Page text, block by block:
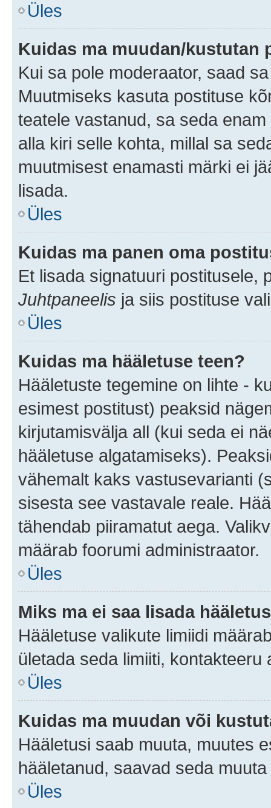
Üles
Kuidas ma muudan/kustutan
Kui sa pole moderaator, saad
Muutmiseks kasuta postituse
teatele vastanud, sa seda
alla kiri selle kohta, millal sa
muutmisest enamasti märki ei
lisada.
Üles
Kuidas ma panen oma
Et lisada signatuuri postitusele,
Juhtpaneelis ja siis postituse
Üles
Kuidas ma hääletuse teen?
Hääletuste tegemine on lihte -
esimest postitust) peaksid
kirjutamisvälja all (kui seda ei
hääletuse algatamiseks).
vähemalt kaks vastusevarianti
sisesta see vastavale reale.
tähendab piiramatut aega.
määrab foorumi administraator.
Üles
Miks ma ei saa lisada
Hääletuse valikute limiidi
ületada seda limiiti, kontakteeru
Üles
Kuidas ma muudan või
Hääletusi saab muuta, muutes
hääletanud, saavad seda
Üles